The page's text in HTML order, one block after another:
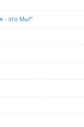
- это Мы!"